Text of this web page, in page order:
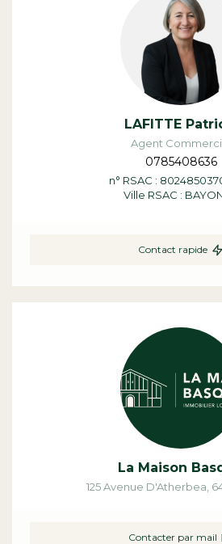
LAFITTE
Agent
0785408636
n° RSAC :
Ville RSAC :
Contact rapide
La Maison
125 Avenue D'Atherbea
Contacter par mail